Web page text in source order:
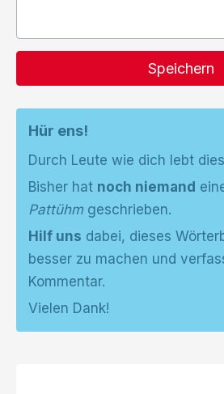
Speichern
Hür ens!
Durch Leute wie dich lebt
Bisher hat noch niemand
Pattühmgeschrieben.
Hilf uns dabei, dieses
besser zu machen und
Kommentar.
Vielen Dank!